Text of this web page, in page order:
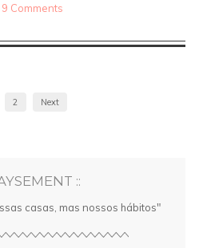
9 Comments
2 Next
::
casas, mas nossos hábitos"